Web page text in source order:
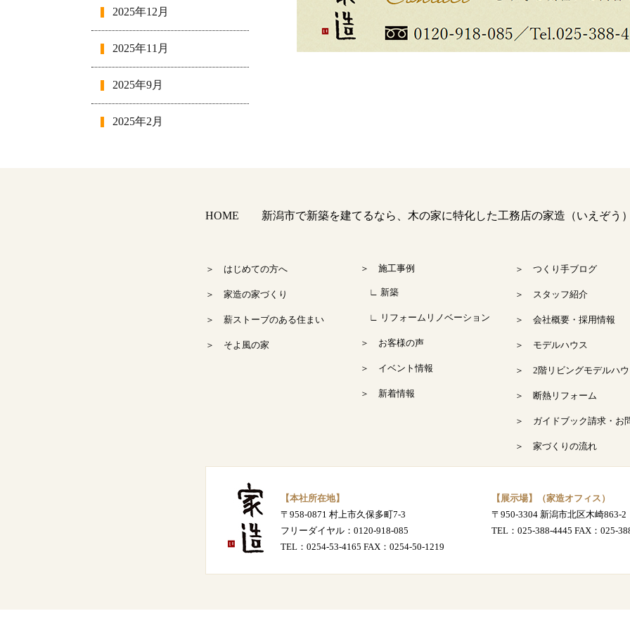
2025年12月
2025年11月
2025年9月
2025年2月
HOME 新潟市で新築を建てるなら、木の家に特化した工務店の家造（いえぞう
＞ はじめての方へ
＞ 家造の家づくり
＞ 薪ストーブのある住まい
＞ そよ風の家
＞ 施工事例
∟ 新築
∟ リフォームリノベーション
＞ お客様の声
＞ イベント情報
＞ 新着情報
＞ つくり手ブログ
＞ スタッフ紹介
＞ 会社概要・採用情報
＞ モデルハウス
＞ 2階リビングモデルハ
＞ 断熱リフォーム
＞ ガイドブック請求・お
＞ 家づくりの流れ
【本社所在地】
〒958-0871 村上市久保多町7-3
フリーダイヤル： 0120-918-085
TEL： 0254-53-4165 FAX：0254-50-1219
【展示場】（家造オフィス）
〒950-3304 新潟市北区木崎863-2
TEL： 025-388-4445 FAX：025-